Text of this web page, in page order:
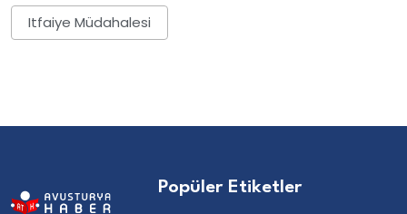
Itfaiye Müdahalesi
Popüler Etiketler